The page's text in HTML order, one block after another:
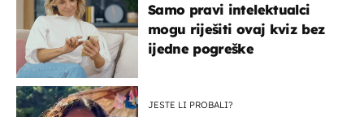
Samo pravi intelektualci
mogu riješiti ovaj kviz bez
ijedne pogreške
JESTE LI PROBALI?